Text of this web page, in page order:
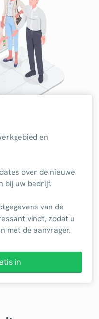
en
over de nieuwe
bij uw bedrijf.
van de
vindt, zodat u
met de aanvrager.
in